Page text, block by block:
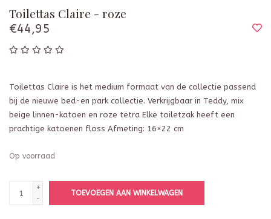
Toilettas Claire - roze
€44,95
Toilettas Claire is het medium formaat van de collectie passend
bij de nieuwe bed-en park collectie. Verkrijgbaar in Teddy, mix
beige linnen-katoen en roze tetra Elke toiletzak heeft een
prachtige katoenen floss Afmeting: 16×22 cm
Op voorraad
+
-
TOEVOEGEN AAN WINKELWAGEN